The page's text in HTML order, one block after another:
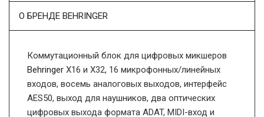
О БРЕНДЕ BEHRINGER
Коммутационный блок для цифровых микшеров
Behringer X16 и X32, 16 микрофонных/линейных
входов, восемь аналоговых выходов, интерфейс
AES50, выход для наушников, два оптических
цифровых выхода формата ADAT, MIDI-вход и